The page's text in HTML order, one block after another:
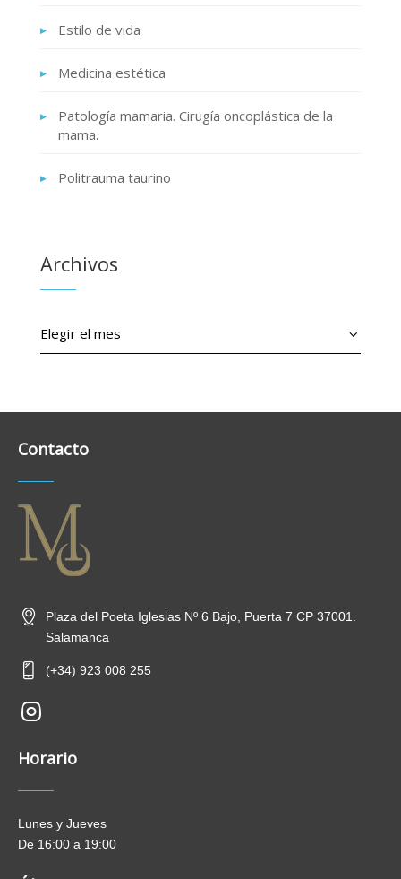
Estilo de vida
Medicina estética
Patología mamaria. Cirugía oncoplástica de la
mama.
Politrauma taurino
Archivos
Archivos
Contacto
Plaza del Poeta Iglesias Nº 6 Bajo, Puerta 7 CP 37001.
Salamanca
(+34) 923 008 255
new-
insta
Horario
Lunes y Jueves
De 16:00 a 19:00